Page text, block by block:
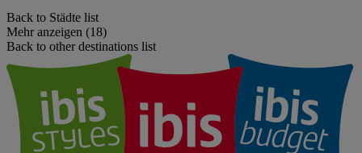
Back to Städte list
Mehr anzeigen (18)
Back to other destinations list